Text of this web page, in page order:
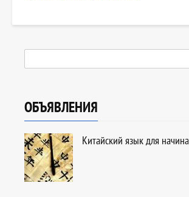
ОБЪЯВЛЕНИЯ
Китайский язык для